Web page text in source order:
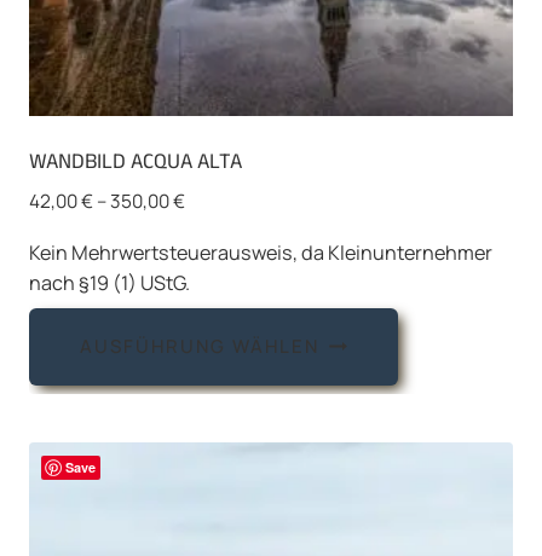
WANDBILD ACQUA ALTA
42,00€–350,00€
Kein Mehrwertsteuerausweis, da Kleinunternehmer
nach §19 (1) UStG.
AUSFÜHRUNG WÄHLEN
Dieses
weist
Save